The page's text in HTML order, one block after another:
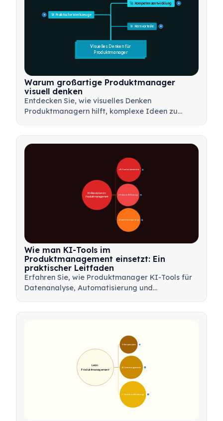
🎯 Kernvorteile 15
🛠️ Praktische Werkzeuge
15
🚀 Kompetenzentwicklung 15
Visuelles Denken für
Produktmanager
Warum großartige Produktmanager
visuell denken
Entdecken Sie, wie visuelles Denken
Produktmanagern hilft, komplexe Ideen zu
Mindmaps und Produktbäumen abzustimmen.
🚀 KI-Transformationsbereiche
🛠️ Praktische KI-Werkzeuge
📋 Implementierungsstrategie
KI-Revolution im
Produktmanagement
Wie man KI-Tools im
Produktmanagement einsetzt: Ein
praktischer Leitfaden
Erfahren Sie, wie Produktmanager KI-Tools für
Datenanalyse, Automatisierung und
🎯 Kernprinzipien
🛠️ Umsetzungsprozess
💡 Vorteile und Werkzeuge
Lean
Produktmanagement